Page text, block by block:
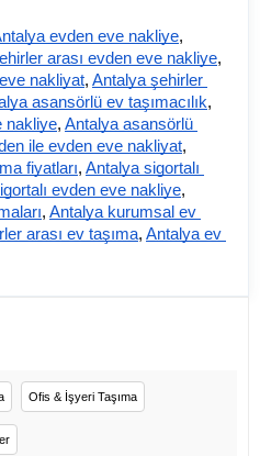
evden eve nakliye,
arası evden eve nakliye,
nakliyat, Antalya şehirler
asansörlü ev taşımacılık,
nakliye, Antalya asansörlü
ile evden eve nakliyat,
fiyatları, Antalya sigortalı
evden eve nakliye,
, Antalya kurumsal ev
arası ev taşıma, Antalya ev
Ofis & İşyeri Taşıma